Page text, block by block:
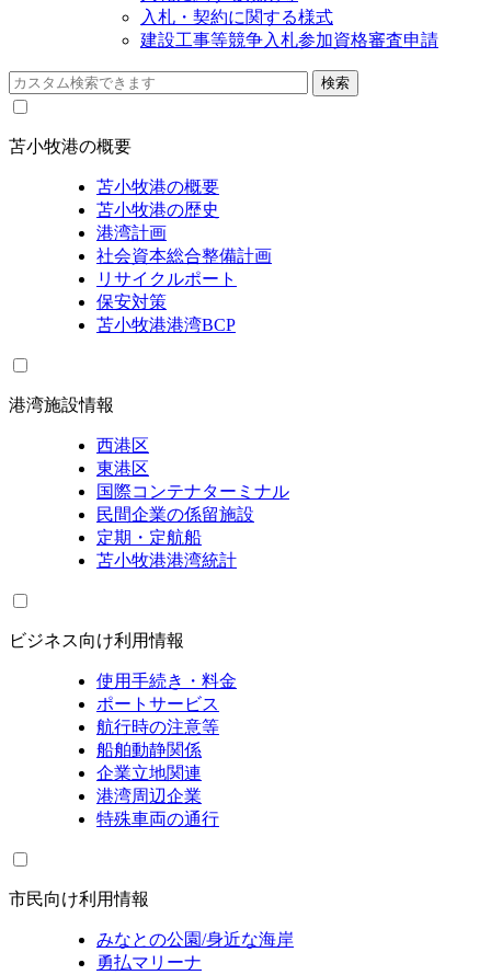
入札・契約に関する様式
建設工事等競争入札参加資格審査申請
苫小牧港の概要
苫小牧港の概要
苫小牧港の歴史
港湾計画
社会資本総合整備計画
リサイクルポート
保安対策
苫小牧港港湾BCP
港湾施設情報
西港区
東港区
国際コンテナターミナル
民間企業の係留施設
定期・定航船
苫小牧港港湾統計
ビジネス向け利用情報
使用手続き・料金
ポートサービス
航行時の注意等
船舶動静関係
企業立地関連
港湾周辺企業
特殊車両の通行
市民向け利用情報
みなとの公園/身近な海岸
勇払マリーナ